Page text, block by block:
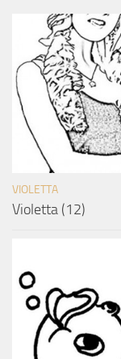
VIOLETTA
Violetta (12)